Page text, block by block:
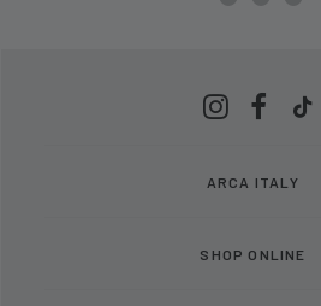
ARCA ITALY
SHOP ONLINE